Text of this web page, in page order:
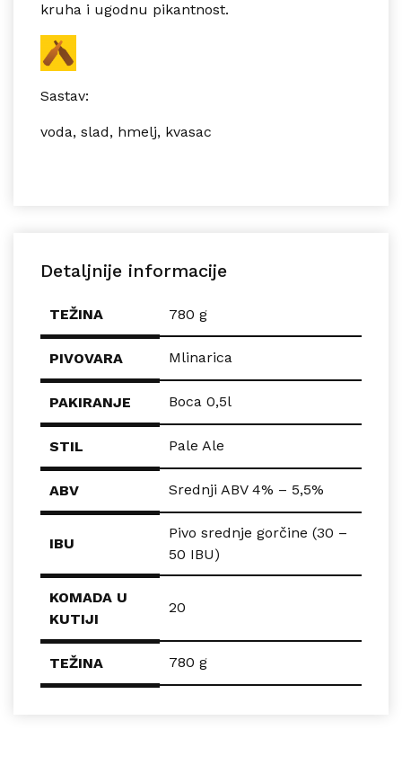
kruha i ugodnu pikantnost.
Sastav:
voda, slad, hmelj, kvasac
Detaljnije informacije
TEŽINA 780 g
PIVOVARA Mlinarica
PAKIRANJE Boca 0,5l
STIL Pale Ale
ABV Srednji ABV 4% – 5,5%
IBU
Pivo srednje gorčine (30 –
50 IBU)
KOMADA U
KUTIJI
20
TEŽINA 780 g